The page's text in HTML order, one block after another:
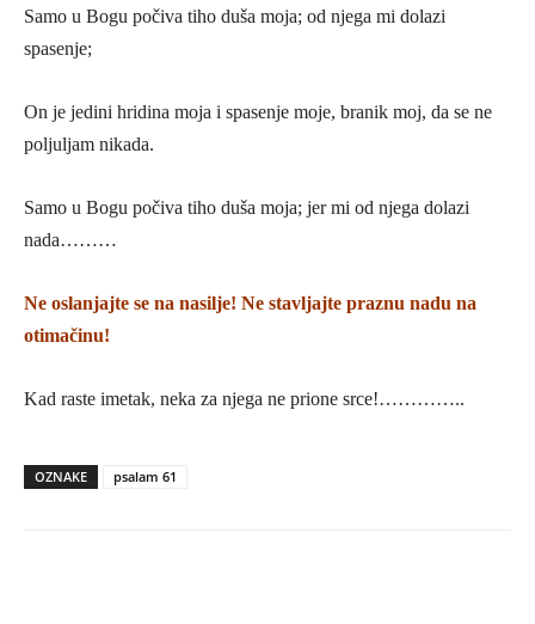
Samo u Bogu počiva tiho duša moja; od njega mi dolazi
spasenje;
On je jedini hridina moja i spasenje moje, branik moj, da se ne
poljuljam nikada.
Samo u Bogu počiva tiho duša moja; jer mi od njega dolazi
nada………
Ne oslanjajte se na nasilje! Ne stavljajte praznu nadu na
otimačinu!
Kad raste imetak, neka za njega ne prione srce!…………..
OZNAKE psalam 61